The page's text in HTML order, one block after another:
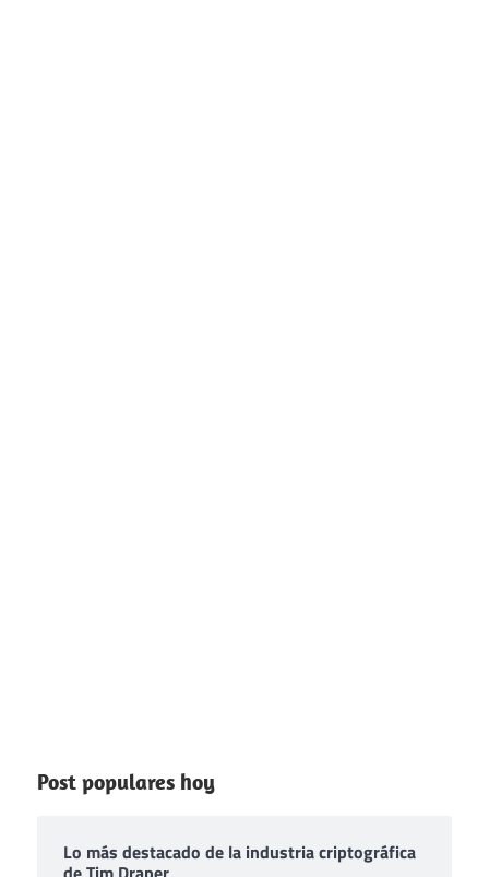
Post populares hoy
Lo más destacado de la industria criptográfica